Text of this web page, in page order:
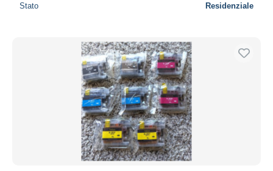
Stato Residenziale